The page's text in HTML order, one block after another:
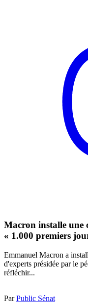
Macron installe une
« 1.000 premiers
Emmanuel Macron a
d'experts présidée par le
réfléchir...
ParPublic Sénat